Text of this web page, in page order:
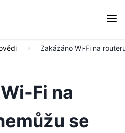
Zakázáno Wi-Fi na
Fi na
se